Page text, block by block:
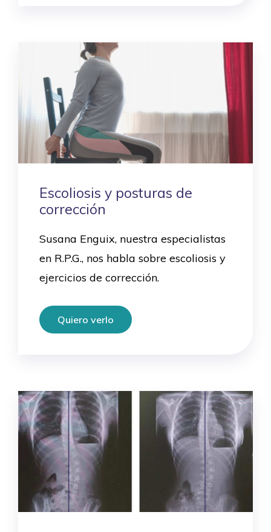
Escoliosis y posturas de
corrección
Susana Enguix, nuestra especialistas
en R.P.G., nos habla sobre escoliosis y
ejercicios de corrección.
Quiero verlo